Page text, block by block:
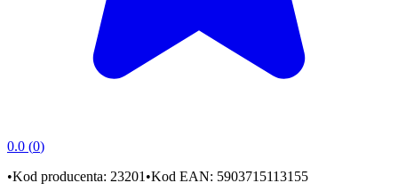
0.0 (0)
•Kod producenta: 23201 •Kod EAN: 5903715113155